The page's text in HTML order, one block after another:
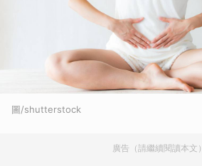
圖/shutterstock
廣告（請繼續閱讀本文）